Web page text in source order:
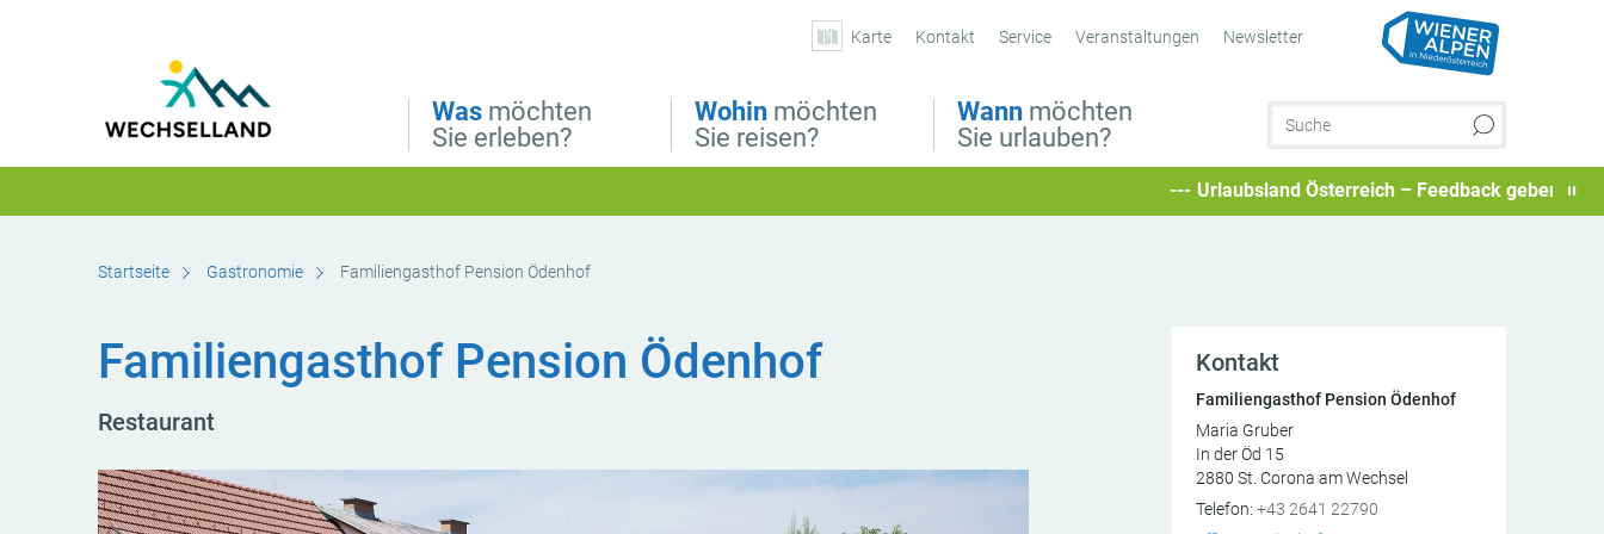
Was möchten
Sie erleben?
Wohin möchten
Sie reisen?
Wann möchten
Sie urlauben?
Karte Kontakt Service Veranstaltungen Newsletter
Urlaubsland Österreich – Feedback geben und
Startseite Gastronomie Familiengasthof Pension Ödenhof
Familiengasthof Pension Ödenhof
Restaurant
Kontakt
Familiengasthof Pension Ödenhof
Maria Gruber
In der Öd 15
2880 St. Corona am Wechsel
AT
Telefon: +43 2641 22790